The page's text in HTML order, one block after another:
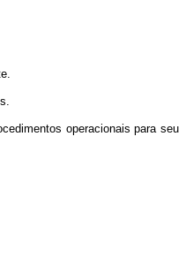
operacionais para seu